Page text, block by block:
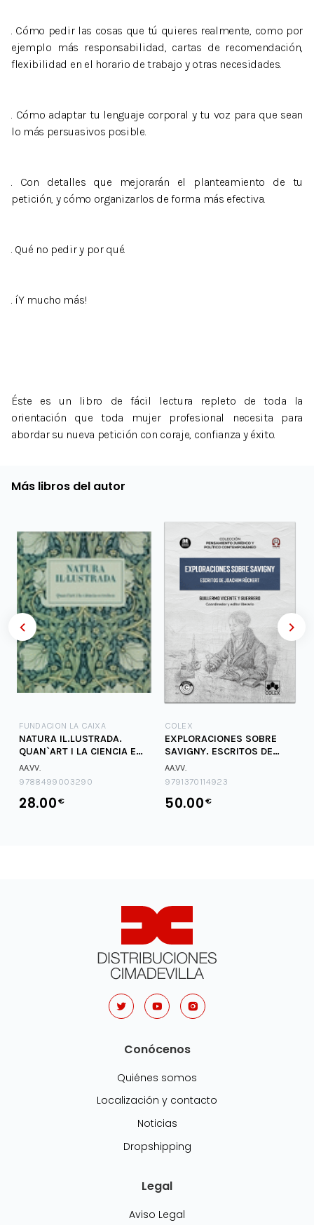
. Cómo pedir las cosas que tú quieres realmente, como por
ejemplo más responsabilidad, cartas de recomendación,
flexibilidad en el horario de trabajo y otras necesidades.
. Cómo adaptar tu lenguaje corporal y tu voz para que sean
lo más persuasivos posible.
. Con detalles que mejorarán el planteamiento de tu
petición, y cómo organizarlos de forma más efectiva.
. Qué no pedir y por qué.
. íY mucho más!
Éste es un libro de fácil lectura repleto de toda la
orientación que toda mujer profesional necesita para
abordar su nueva petición con coraje, confianza y éxito.
Más libros del autor
FUNDACION LA CAIXA
NATURA IL.LUSTRADA.
QUAN`ART I LA CIENCIA ES
TROBEN
AA.VV.
9788499003290
28.00€
COLEX
EXPLORACIONES SOBRE
SAVIGNY. ESCRITOS DE
JOACHIM RUCKERT
AA.VV.
9791370114923
50.00€
Conócenos
Quiénes somos
Localización y contacto
Noticias
Dropshipping
Legal
Aviso Legal